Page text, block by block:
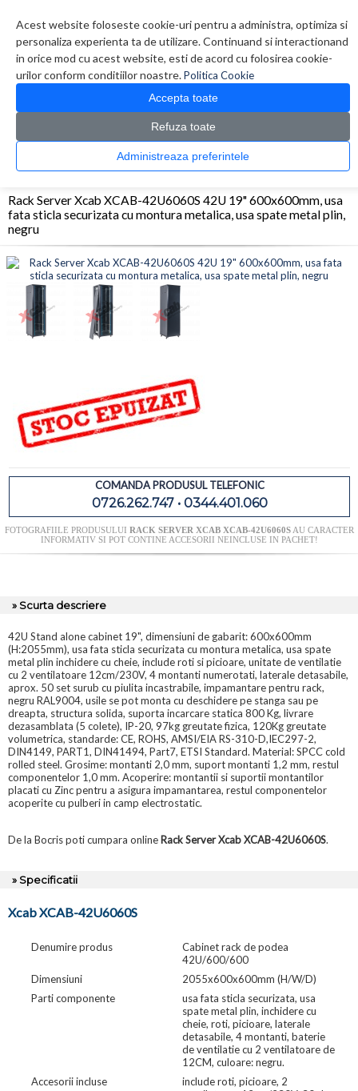
Acest website foloseste cookie-uri pentru a administra, optimiza si
personaliza experienta ta de utilizare. Continuand si interactionand
in orice mod cu acest website, esti de acord cu folosirea cookie-
urilor conform conditiilor noastre.Politica Cookie
Accepta toate
Refuza toate
Administreaza preferintele
0 produs(e)
CATALOG PRODUSE
> Rack-uri > Rack Server Xcab XCAB-42U6060S 42U 19"
Rack Server Xcab XCAB-42U6060S 42U 19" 600x600mm, usa
fata sticla securizata cu montura metalica, usa spate metal plin,
negru
COMANDA PRODUSUL TELEFONIC
0726.262.747 • 0344.401.060
FOTOGRAFIILE PRODUSULUI RACK SERVER XCAB XCAB-42U6060SAU CARACTER
INFORMATIV SI POT CONTINE ACCESORII NEINCLUSE IN PACHET!
» Scurta descriere
42U Stand alone cabinet 19", dimensiuni de gabarit: 600x600mm
(H:2055mm), usa fata sticla securizata cu montura metalica, usa spate
metal plin inchidere cu cheie, include roti si picioare, unitate de ventilatie
cu 2 ventilatoare 12cm/230V, 4 montanti numerotati, laterale detasabile,
aprox. 50 set surub cu piulita incastrabile, impamantare pentru rack,
negru RAL9004, usile se pot monta cu deschidere pe stanga sau pe
dreapta, structura solida, suporta incarcare statica 800 Kg, livrare
dezasamblata (5 colete), IP-20, 97kg greutate fizica, 120Kg greutate
volumetrica, standarde: CE, ROHS, AMSI/EIA RS-310-D,IEC297-2,
DIN4149, PART1, DIN41494, Part7, ETSI Standard. Material: SPCC cold
rolled steel. Grosime: montanti 2,0 mm, suport montanti 1,2 mm, restul
componentelor 1,0 mm. Acoperire: montantii si suportii montantilor
placati cu Zinc pentru a asigura impamantarea, restul componentelor
acoperite cu pulberi in camp electrostatic.
De la Bocris poti cumpara online Rack Server Xcab XCAB-42U6060S.
» Specificatii
Xcab XCAB-42U6060S
Denumire produs
Cabinet rack de podea
42U/600/600
Dimensiuni
2055x600x600mm (H/W/D)
Parti componente
usa fata sticla securizata, usa
spate metal plin, inchidere cu
cheie, roti, picioare, laterale
detasabile, 4 montanti, baterie
de ventilatie cu 2 ventilatoare de
12CM, culoare: negru.
Accesorii incluse
include roti, picioare, 2